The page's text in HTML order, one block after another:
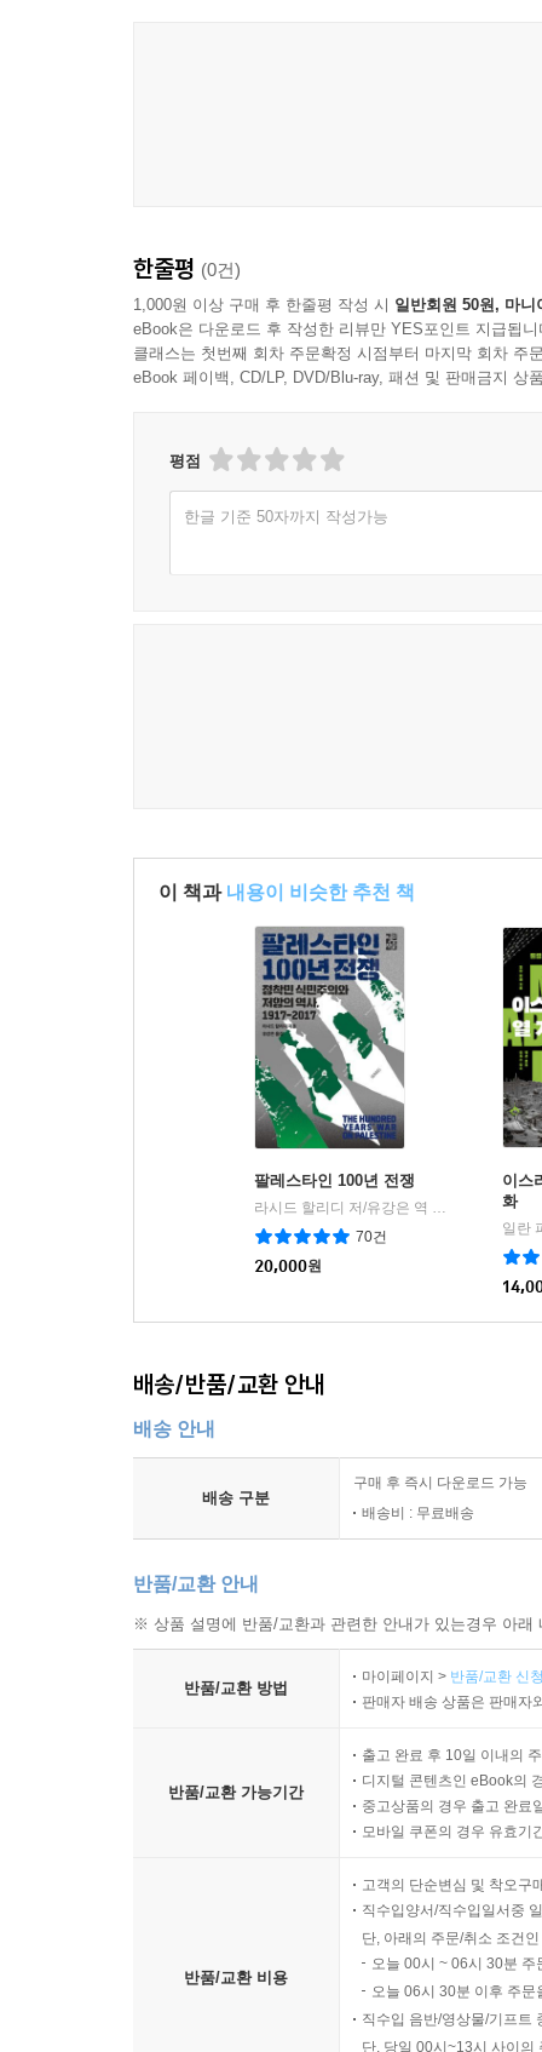
투쟁들, 특히 아랍 혁명이 팔레스타인 문제에 왜
새로운 전망도 살핀다.
한줄평 (0건)
1,000원 이상 구매 후 한줄평 작성 시 일반회원 50원, 마니
eBook은 다운로드 후 작성한 리뷰만 YES포인트 지급됩니
클래스는 첫번째 회차 주문확정 시점부터 마지막 회차 주
eBook 페이백, CD/LP, DVD/Blu-ray, 패션 및 판매금지 상
평점
한글 기준 50자까지 작성가능
이 책과 내용이 비슷한 추천 책
팔레스타인 100년 전쟁
라시드 할리디 저/유강은 역 |
70건
20,000원
이스
화
배송/반품/교환 안내
배송 안내
배송 구분
구매 후 즉시 다운로드 가능
배송비 : 무료배송
반품/교환 안내
※ 상품 설명에 반품/교환과 관련한 안내가 있는경우 아
반품/교환 방법
마이페이지 > 반품/교환 신
판매자 배송 상품은 판매자
반품/교환 가능기간
출고 완료 후 10일 이내의
디지털 콘텐츠인 eBook의
중고상품의 경우 출고 완료
모바일 쿠폰의 경우 유효기
반품/교환 비용
고객의 단순변심 및 착오구
직수입양서/직수입일서중
단, 아래의 주문/취소 조건
오늘 00시 ~ 06시 30분
오늘 06시 30분 이후 주
직수입 음반/영상물/기프트
단, 당일 00시~13시 사이의